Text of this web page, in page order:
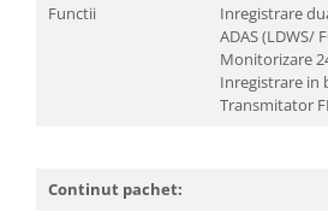
Functii
Inregistrare
ADAS (LDWS/
Monitorizare
Inregistrare in
Transmitator
Continut pachet: